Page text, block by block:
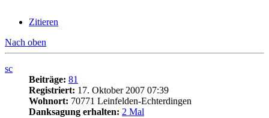
Zitieren
Nach oben
sc
Beiträge: 81
Registriert: 17. Oktober 2007 07:39
Wohnort: 70771 Leinfelden-Echterdingen
Danksagung erhalten: 2 Mal